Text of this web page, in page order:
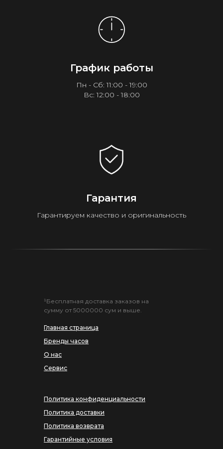
График работы
Пн - Сб: 11:00 - 19:00
Вс: 12:00 - 18:00
Гарантия
Гарантируем качество и оригинальность
Главная страница
Бренды часов
О нас
Сервис
¹Бесплатная доставка заказов на
сумму от 5000000 сум и выше.
Политика конфиденциальности
Политика доставки
Политика возврата
Гарантийные условия